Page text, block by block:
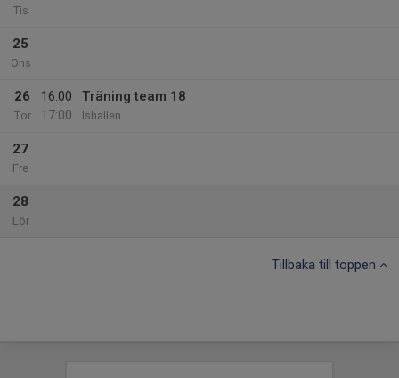
Tis
25
Ons
26
Tor
16:00
17:00
Träning team 18
Ishallen
27
Fre
28
Lör
Tillbaka till toppen